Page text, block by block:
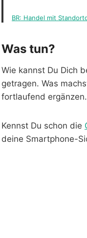
BR: Handel mit
Was tun?
Wie kannst Du Dich
getragen. Was
fortlaufend ergänzen.
Kennst Du schon die
deine Smartphone-